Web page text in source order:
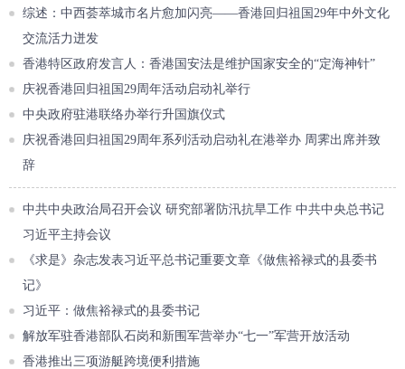
综述：中西荟萃城市名片愈加闪亮——香港回归祖国29年中外文化
交流活力迸发
香港特区政府发言人：香港国安法是维护国家安全的“定海神针”
庆祝香港回归祖国29周年活动启动礼举行
中央政府驻港联络办举行升国旗仪式
庆祝香港回归祖国29周年系列活动启动礼在港举办 周霁出席并致
辞
中共中央政治局召开会议 研究部署防汛抗旱工作 中共中央总书记
习近平主持会议
《求是》杂志发表习近平总书记重要文章《做焦裕禄式的县委书
记》
习近平：做焦裕禄式的县委书记
解放军驻香港部队石岗和新围军营举办“七一”军营开放活动
香港推出三项游艇跨境便利措施